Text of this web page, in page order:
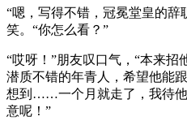
“嗯，写得不错，冠冕堂皇的辞
笑。“你怎么看？”
“哎呀！”朋友叹口气，“本来招
潜质不错的年青人，希望他能
想到……一个月就走了，我待
意呢！”